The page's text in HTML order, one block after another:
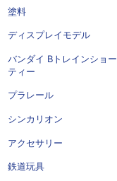
塗料
ディスプレイモデル
バンダイ Bトレインショー
ティー
プラレール
シンカリオン
アクセサリー
鉄道玩具